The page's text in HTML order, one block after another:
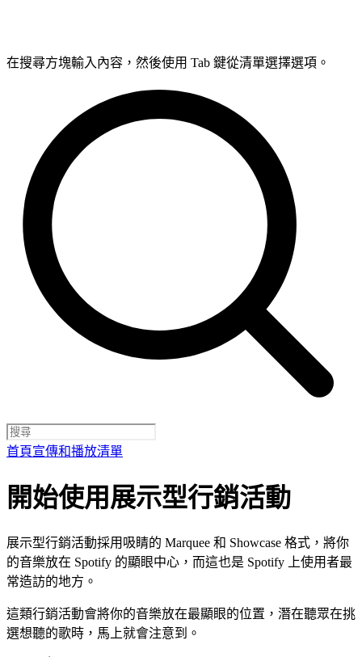
在搜尋方塊輸入內容，然後使用 Tab 鍵從清單選擇選項。
首頁宣傳和播放清單
開始使用展示型行銷活動
展示型行銷活動採用吸睛的 Marquee 和 Showcase 格式，將你
的音樂放在 Spotify 的顯眼中心，而這也是 Spotify 上使用者最
常造訪的地方。
這類行銷活動會將你的音樂放在最顯眼的位置，潛在聽眾在挑
選想聽的歌時，馬上就會注意到。